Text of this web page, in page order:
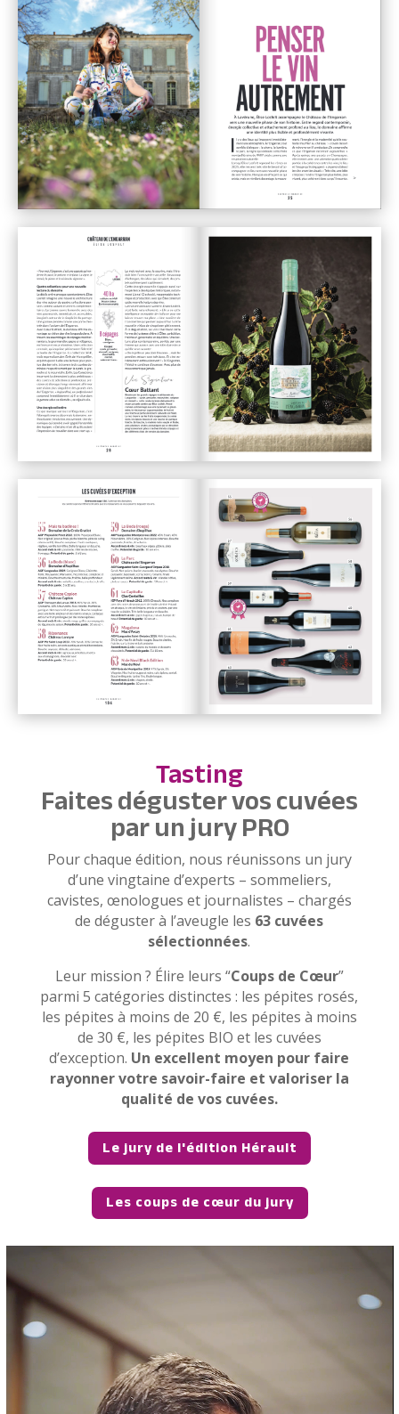
Tasting
Faites déguster vos cuvées
par un jury PRO
Pour chaque édition, nous réunissons un jury
d’une vingtaine d’experts – sommeliers,
cavistes, œnologues et journalistes – chargés
de déguster à l’aveugle les 63 cuvées
sélectionnées.
Leur mission ? Élire leurs “Coups de Cœur”
parmi 5 catégories distinctes : les pépites rosés,
les pépites à moins de 20 €, les pépites à moins
de 30 €, les pépites BIO et les cuvées
d’exception. Un excellent moyen pour faire
rayonner votre savoir-faire et valoriser la
qualité de vos cuvées.
Le jury de l'édition Hérault
Les coups de cœur du jury